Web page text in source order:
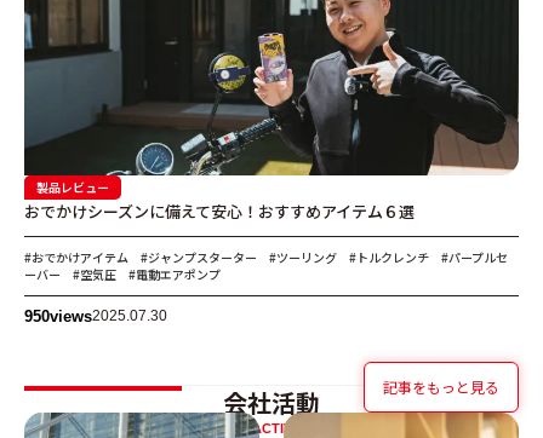
製品レビュー
おでかけシーズンに備えて安心！おすすめアイテム６選
#おでかけアイテム #ジャンプスターター #ツーリング #トルクレンチ
#パープルセ
ーバー
#空気圧 #電動エアポンプ
950views2025.07.30
会社活動
OUR ACTIVITIES
記事をもっと見る